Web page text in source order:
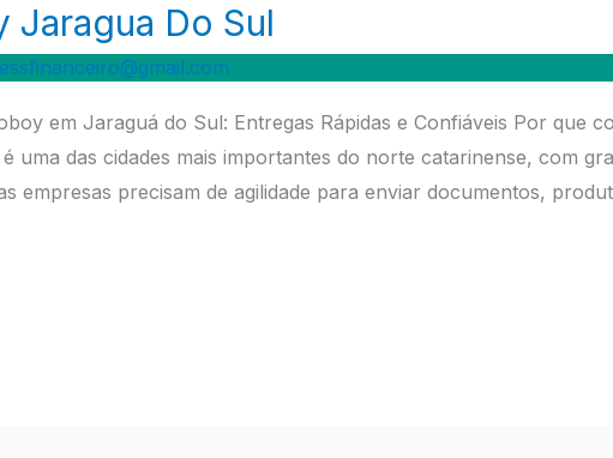
Jaragua Do Sul
em Jaraguá do Sul: Entregas Rápidas e Confiáveis Por que
uma das cidades mais importantes do norte catarinense, com
empresas precisam de agilidade para enviar documentos,